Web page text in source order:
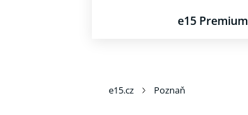
e15 Premium
e15.cz Poznaň